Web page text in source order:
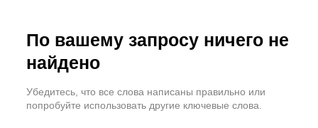
По вашему запросу ничего не
найдено
Убедитесь, что все слова написаны правильно или
попробуйте использовать другие ключевые слова.